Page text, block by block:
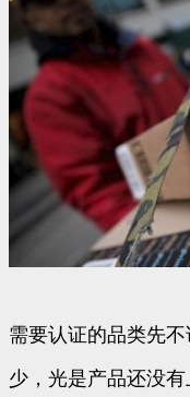
需要认证的品类先
少，光是产品还没